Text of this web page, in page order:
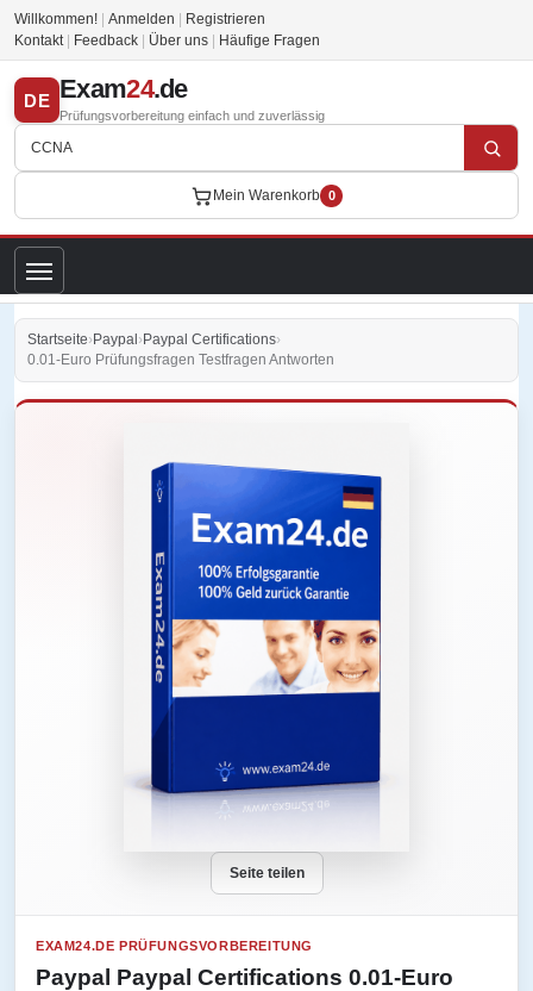
Willkommen! Anmelden
Registrieren
Kontakt
Feedback Über uns Häufige Fragen
DE Exam24.de
Prüfungsvorbereitung einfach und zuverlässig
Mein Warenkorb 0
Startseite›Paypal ›Paypal Certifications›
0.01-Euro Prüfungsfragen Testfragen Antworten
Seite teilen
EXAM24.DE PRÜFUNGSVORBEREITUNG
Paypal Paypal Certifications 0.01-Euro